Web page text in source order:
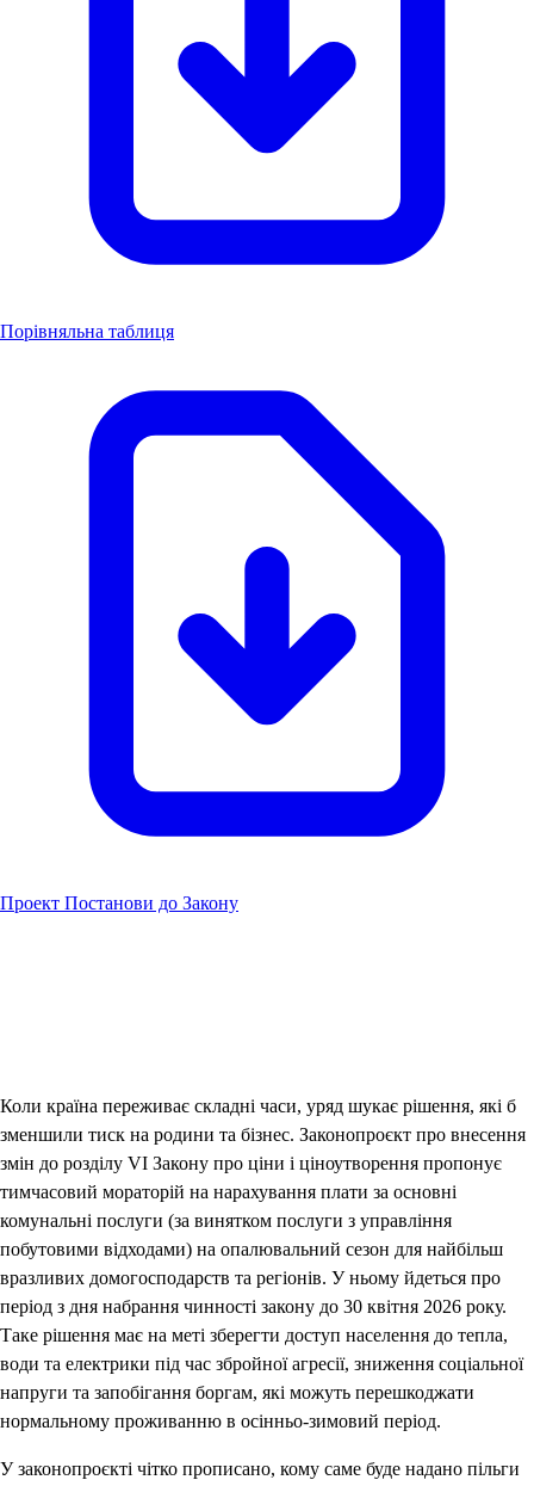
Порівняльна таблиця
Проект Постанови до Закону
Коли країна переживає складні часи, уряд шукає рішення, які б
зменшили тиск на родини та бізнес. Законопроєкт про внесення
змін до розділу VI Закону про ціни і ціноутворення пропонує
тимчасовий мораторій на нарахування плати за основні
комунальні послуги (за винятком послуги з управління
побутовими відходами) на опалювальний сезон для найбільш
вразливих домогосподарств та регіонів. У ньому йдеться про
період з дня набрання чинності закону до 30 квітня 2026 року.
Таке рішення має на меті зберегти доступ населення до тепла,
води та електрики під час збройної агресії, зниження соціальної
напруги та запобігання боргам, які можуть перешкоджати
нормальному проживанню в осінньо-зимовий період.
У законопроєкті чітко прописано, кому саме буде надано пільги